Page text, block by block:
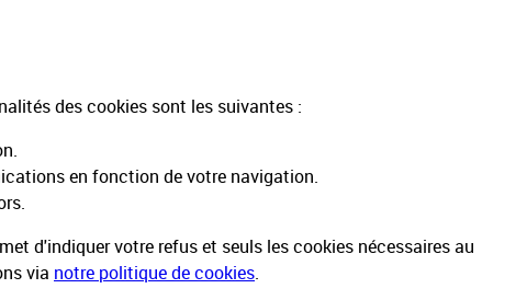
des cookies sont les suivantes :
en fonction de votre navigation.
d'indiquer votre refus et seuls les cookies nécessaires au
via notre politique de cookies.